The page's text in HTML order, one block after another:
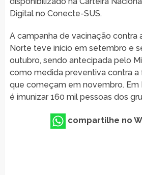
Digital no Conecte-SUS.
A campanha de vacinação contra
Norte teve início em setembro e
outubro, sendo antecipada pelo
como medida preventiva contra a
que começam em novembro. Em
é imunizar 160 mil pessoas dos
compartilhe no